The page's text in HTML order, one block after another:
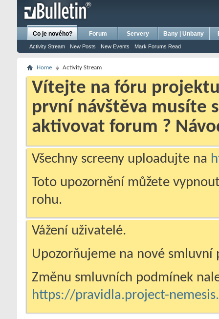
Co je nového?
Activity Stream New Posts New Events Mark Forums Read
Forum Servery Bany | Unbany
Home Activity Stream
Vítejte na fóru projektu
první návštěva musíte
aktivovat forum ?
Všechny screeny uploadujte na
Toto upozornění můžete
rohu.
Vážení uživatelé.
Upozorňujeme na nové smluvní
Změnu smluvních podmínek
https://pravidla.project-